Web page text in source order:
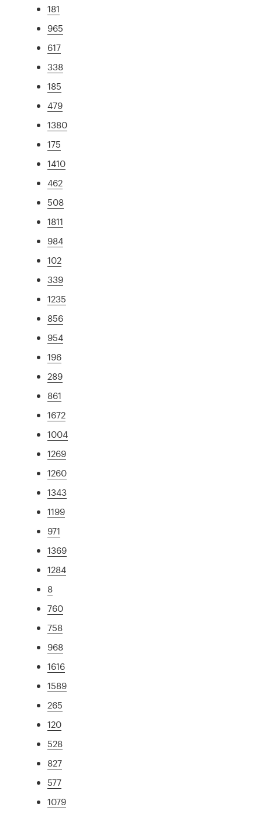
181
965
617
338
185
479
1380
175
1410
462
508
1811
984
102
339
1235
856
954
196
289
861
1672
1004
1269
1260
1343
1199
971
1369
1284
8
760
758
968
1616
1589
265
120
528
827
577
1079